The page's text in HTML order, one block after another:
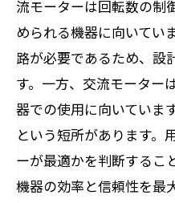
流モーターは回転数の制
められる機器に向いてい
路が必要であるため、設
す。一方、交流モーター
器での使用に向いていま
という短所があります。
ーが最適かを判断するこ
機器の効率と信頼性を最